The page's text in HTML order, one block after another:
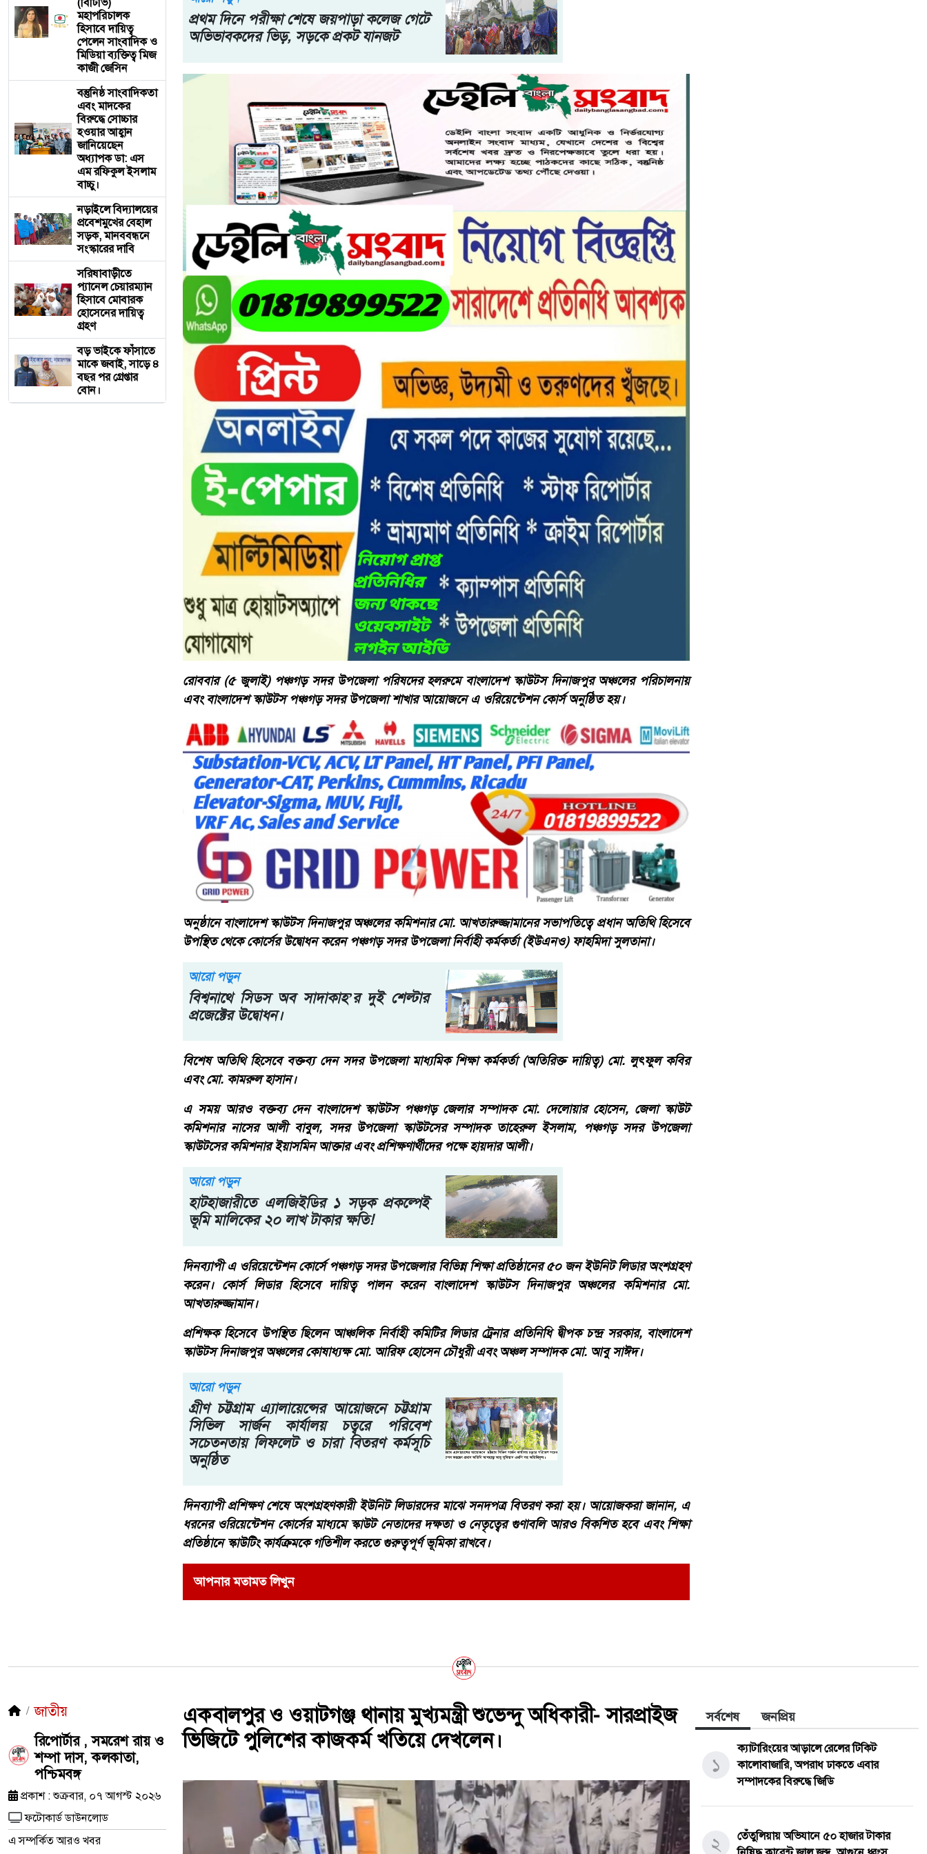
মহাপরিচালক
হিসাবে দায়িত্ব
পেলেন সাংবাদিক ও
মিডিয়া ব্যক্তিত্ব মিজ
কাজী জেসিন
বস্তুনিষ্ঠ সাংবাদিকতা
এবং মাদকের
বিরুদ্ধে সোচ্চার
হওয়ার আহ্বান
জানিয়েছেন
অধ্যাপক ডা: এস
এম রফিকুল ইসলাম
বাচ্চু।
নড়াইলে বিদ্যালয়ের
প্রবেশমুখের বেহাল
সড়ক, মানববন্ধনে
সংস্কারের দাবি
সরিষাবাড়ীতে
প্যানেল চেয়ারম্যান
হিসাবে মোবারক
হোসেনের দায়িত্ব
গ্রহণ
বড় ভাইকে ফাঁসাতে
মাকে জবাই, সাড়ে ৪
বছর পর গ্রেপ্তার
বোন।
প্রথম দিনে পরীক্ষা শেষে জয়পাড়া কলেজ গেটে
অভিভাবকদের ভিড়, সড়কে প্রকট যানজট
রোববার (৫ জুলাই) পঞ্চগড় সদর উপজেলা পরিষদের হলরুমে বাংলাদেশ স্কাউটস দিনাজপুর অঞ্চলের পরিচালনায়
এবং বাংলাদেশ স্কাউটস পঞ্চগড় সদর উপজেলা শাখার আয়োজনে এ ওরিয়েন্টেশন কোর্স অনুষ্ঠিত হয়।
অনুষ্ঠানে বাংলাদেশ স্কাউটস দিনাজপুর অঞ্চলের কমিশনার মো. আখতারুজ্জামানের সভাপতিত্বে প্রধান অতিথি হিসেবে
উপস্থিত থেকে কোর্সের উদ্বোধন করেন পঞ্চগড় সদর উপজেলা নির্বাহী কর্মকর্তা (ইউএনও) ফাহমিদা সুলতানা।
আরো পড়ুন
বিশ্বনাথে সিডস অব সাদাকাহ’র দুই শেল্টার
প্রজেক্টের উদ্বোধন।
বিশেষ অতিথি হিসেবে বক্তব্য দেন সদর উপজেলা মাধ্যমিক শিক্ষা কর্মকর্তা (অতিরিক্ত দায়িত্ব) মো. লুৎফুল কবির
এবং মো. কামরুল হাসান।
এ সময় আরও বক্তব্য দেন বাংলাদেশ স্কাউটস পঞ্চগড় জেলার সম্পাদক মো. দেলোয়ার হোসেন, জেলা স্কাউট
কমিশনার নাসের আলী বাবুল, সদর উপজেলা স্কাউটসের সম্পাদক তাহেরুল ইসলাম, পঞ্চগড় সদর উপজেলা
স্কাউটসের কমিশনার ইয়াসমিন আক্তার এবং প্রশিক্ষণার্থীদের পক্ষে হায়দার আলী।
আরো পড়ুন
হাটহাজারীতে এলজিইডির ১ সড়ক প্রকল্পেই
ভূমি মালিকের ২০ লাখ টাকার ক্ষতি!
দিনব্যাপী এ ওরিয়েন্টেশন কোর্সে পঞ্চগড় সদর উপজেলার বিভিন্ন শিক্ষা প্রতিষ্ঠানের ৫০ জন ইউনিট লিডার অংশগ্রহণ
করেন। কোর্স লিডার হিসেবে দায়িত্ব পালন করেন বাংলাদেশ স্কাউটস দিনাজপুর অঞ্চলের কমিশনার মো.
আখতারুজ্জামান।
প্রশিক্ষক হিসেবে উপস্থিত ছিলেন আঞ্চলিক নির্বাহী কমিটির লিডার ট্রেনার প্রতিনিধি দ্বীপক চন্দ্র সরকার, বাংলাদেশ
স্কাউটস দিনাজপুর অঞ্চলের কোষাধ্যক্ষ মো. আরিফ হোসেন চৌধুরী এবং অঞ্চল সম্পাদক মো. আবু সাঈদ।
আরো পড়ুন
গ্রীণ চট্টগ্রাম এ্যালায়েন্সের আয়োজনে চট্টগ্রাম
সিভিল সার্জন কার্যালয় চত্বরে পরিবেশ
সচেতনতায় লিফলেট ও চারা বিতরণ কর্মসূচি
অনুষ্ঠিত
দিনব্যাপী প্রশিক্ষণ শেষে অংশগ্রহণকারী ইউনিট লিডারদের মাঝে সনদপত্র বিতরণ করা হয়। আয়োজকরা জানান, এ
ধরনের ওরিয়েন্টেশন কোর্সের মাধ্যমে স্কাউট নেতাদের দক্ষতা ও নেতৃত্বের গুণাবলি আরও বিকশিত হবে এবং শিক্ষা
প্রতিষ্ঠানে স্কাউটিং কার্যক্রমকে গতিশীল করতে গুরুত্বপূর্ণ ভূমিকা রাখবে।
আপনার মতামত লিখুন
জাতীয়
রিপোর্টার , সমরেশ রায় ও
শম্পা দাস, কলকাতা,
পশ্চিমবঙ্গ
প্রকাশ : শুক্রবার, ০৭ আগস্ট ২০২৬
ফটোকার্ড ডাউনলোড
এ সম্পর্কিত আরও খবর
একবালপুর ও ওয়াটগঞ্জ থানায় মুখ্যমন্ত্রী শুভেন্দু অধিকারী- সারপ্রাইজ
ভিজিটে পুলিশের কাজকর্ম খতিয়ে দেখলেন।
সর্বশেষ জনপ্রিয়
১
ক্যাটারিংয়ের আড়ালে রেলের টিকিট
কালোবাজারি, অপরাধ ঢাকতে এবার
সম্পাদকের বিরুদ্ধে জিডি
২
তেঁতুলিয়ায় অভিযানে ৫০ হাজার টাকার